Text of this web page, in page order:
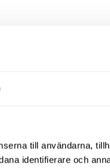
till användarna,
identifierare och